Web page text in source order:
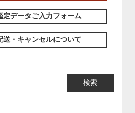
定データご入力フォーム
送・キャンセルについて
検索: